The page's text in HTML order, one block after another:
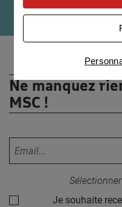
Ne manquez
MSC !
Je souhaite
Univers publicitaire
publicités